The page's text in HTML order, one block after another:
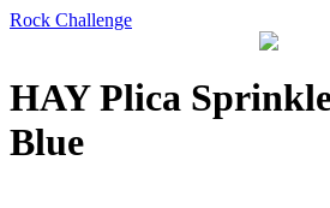
Rock Challenge
HAY Plica
Blue